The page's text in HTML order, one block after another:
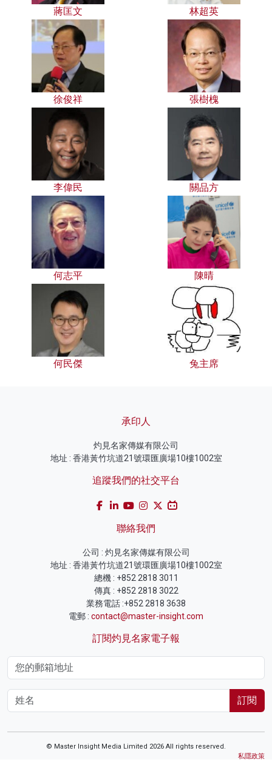
蔣匡文 林超英
徐俊祥 張樹槐
李偉民 關品方
何志平 陳晴
何民傑 兔主席
承印人
灼見名家傳媒有限公司
地址 : 香港黃竹坑道21號環匯廣場10樓1002室
追蹤我們的社交平台
聯絡我們
公司 : 灼見名家傳媒有限公司
地址 : 香港黃竹坑道21號環匯廣場10樓1002室
總機 : +852 2818 3011
傳真 : +852 2818 3022
業務電話 :+852 2818 3638
電郵 : contact@master-insight.com
訂閱灼見名家電子報
訂閱
© Master Insight Media Limited 2026 All rights reserved.
私隱政策